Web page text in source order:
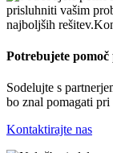
Potrebujete pomoč
Sodelujte s
bo znal pomagati
Kontaktirajte nas